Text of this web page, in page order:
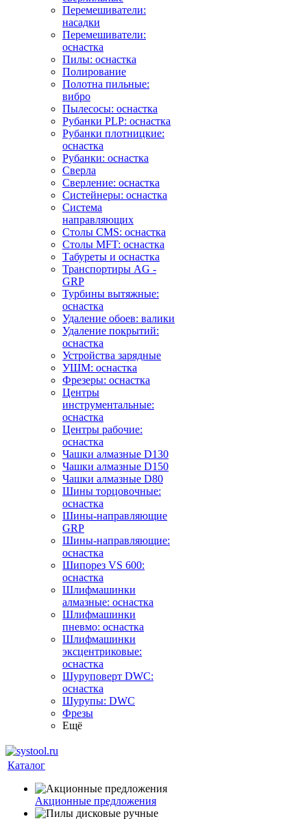
Перемешиватели:
насадки
Перемешиватели:
оснастка
Пилы: оснастка
Полирование
Полотна пильные:
вибро
Пылесосы: оснастка
Рубанки PLP: оснастка
Рубанки плотницкие:
оснастка
Рубанки: оснастка
Сверла
Сверление: оснастка
Систейнеры: оснастка
Система
направляющих
Столы CMS: оснастка
Столы MFT: оснастка
Табуреты и оснастка
Транспортиры AG -
GRP
Турбины вытяжные:
оснастка
Удаление обоев: валики
Удаление покрытий:
оснастка
Устройства зарядные
УШМ: оснастка
Фрезеры: оснастка
Центры
инструментальные:
оснастка
Центры рабочие:
оснастка
Чашки алмазные D130
Чашки алмазные D150
Чашки алмазные D80
Шины торцовочные:
оснастка
Шины-направляющие
GRP
Шины-направляющие:
оснастка
Шипорез VS 600:
оснастка
Шлифмашинки
алмазные: оснастка
Шлифмашинки
пневмо: оснастка
Шлифмашинки
эксцентриковые:
оснастка
Шуруповерт DWC:
оснастка
Шурупы: DWC
Фрезы
Ещё
Каталог
Акционные предложения